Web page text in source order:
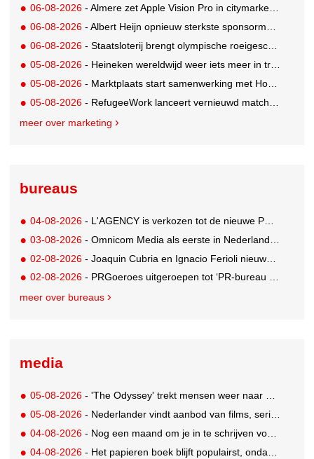
06-08-2026 - Almere zet Apple Vision Pro in citymarketing
06-08-2026 - Albert Heijn opnieuw sterkste sponsormerk, PostNL daalt
06-08-2026 - Staatsloterij brengt olympische roeigeschiedenis tot leven voor WK Roeien
05-08-2026 - Heineken wereldwijd weer iets meer in trek
05-08-2026 - Marktplaats start samenwerking met House of Cars
05-08-2026 - RefugeeWork lanceert vernieuwd matchingplatform voor nieuwkomers en werkgevers
meer over marketing
bureaus
04-08-2026 - L'AGENCY is verkozen tot de nieuwe PR-partner van KoRo
03-08-2026 - Omnicom Media als eerste in Nederland actief met advertenties in ChatGPT
02-08-2026 - Joaquin Cubria en Ignacio Ferioli nieuwe Global CCO’s GUT, Renata Neumann Global Head of Production
02-08-2026 - PRGoeroes uitgeroepen tot ‘PR-bureau van het jaar 2026’
meer over bureaus
media
05-08-2026 - 'The Odyssey' trekt mensen weer naar de bioscoop
05-08-2026 - Nederlander vindt aanbod van films, series en sport vaak versnipperd
04-08-2026 - Nog een maand om je in te schrijven voor de Mercurs 2026
04-08-2026 - Het papieren boek blijft populairst, ondanks digitale alternatieven